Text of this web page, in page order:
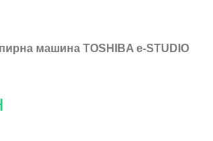
машина TOSHIBA e-STUDIO